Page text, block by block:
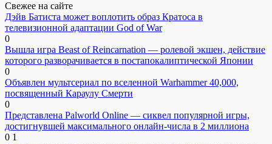
Свежее на сайте
Дэйв Батиста может воплотить образ Кратоса в
телевизионной адаптации God of War
0
Вышла игра Beast of Reincarnation — ролевой экшен, действие
которого разворачивается в постапокалиптической Японии
0
Объявлен мультсериал по вселенной Warhammer 40,000,
посвященный Караулу Смерти
0
Представлена Palworld Online — сиквел популярной игры,
достигнувшей максимального онлайн-числа в 2 миллиона
0 1